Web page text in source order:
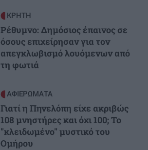
ΚΡΗΤΗ
Ρέθυμνο: Δημόσιος έπαινος σε
όσους επιχείρησαν για τον
απεγκλωβισμό λουόμενων από
τη φωτιά
ΑΦΙΕΡΩΜΑΤΑ
Γιατί η Πηνελόπη είχε ακριβώς
108 μνηστήρες και όχι 100; Το
"κλειδωμένο" μυστικό του
Ομήρου